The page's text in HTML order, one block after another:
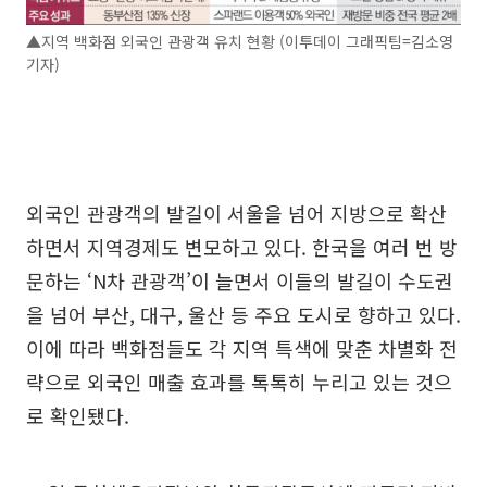
▲지역 백화점 외국인 관광객 유치 현황 (이투데이 그래픽팀=김소영
기자)
외국인 관광객의 발길이 서울을 넘어 지방으로 확산
하면서 지역경제도 변모하고 있다. 한국을 여러 번 방
문하는 ‘N차 관광객’이 늘면서 이들의 발길이 수도권
을 넘어 부산, 대구, 울산 등 주요 도시로 향하고 있다.
이에 따라 백화점들도 각 지역 특색에 맞춘 차별화 전
략으로 외국인 매출 효과를 톡톡히 누리고 있는 것으
로 확인됐다.